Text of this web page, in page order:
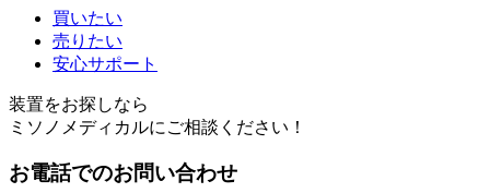
買いたい
売りたい
安心サポート
装置をお探しなら
ミソノメディカルにご相談ください！
お電話でのお問い合わせ